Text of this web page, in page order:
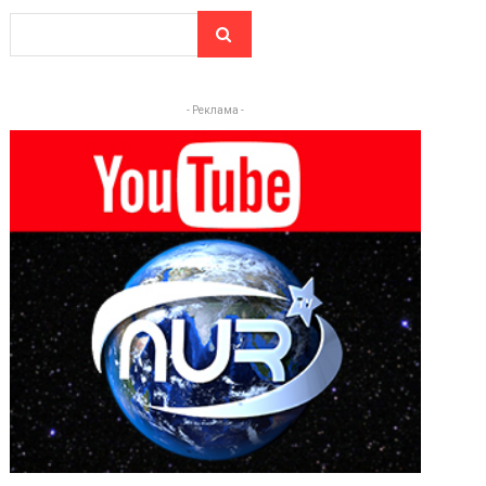
- Реклама -